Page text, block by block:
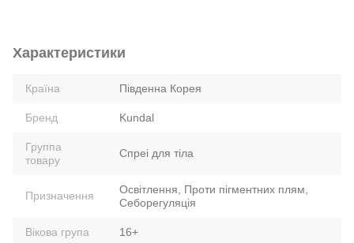
Характеристики
Країна Південна Корея
Бренд Kundal
Группа
товару
Спреі для тіла
Призначення
Освітлення, Проти пігментних плям,
Себорегуляція
Вікова група 16+